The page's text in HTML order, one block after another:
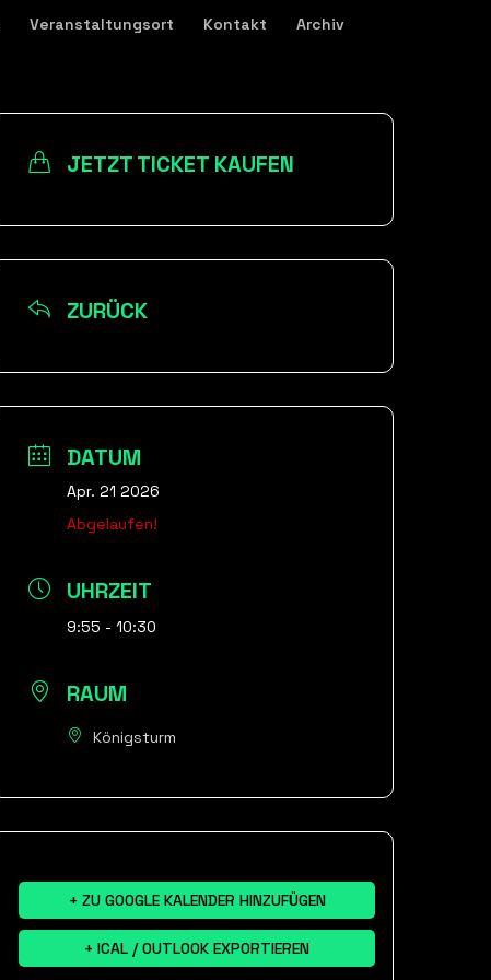
Veranstaltungsort Kontakt Archiv
JETZT TICKET KAUFEN
ZURÜCK
DATUM
Apr. 21 2026
Abgelaufen!
UHRZEIT
9:55 - 10:30
RAUM
Königsturm
+ ZU GOOGLE KALENDER HINZUFÜGEN
+ ICAL / OUTLOOK EXPORTIEREN